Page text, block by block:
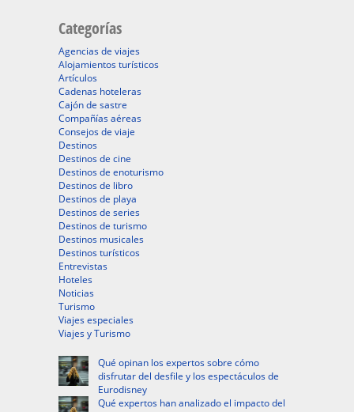
Categorías
Agencias de viajes
Alojamientos turísticos
Artículos
Cadenas hoteleras
Cajón de sastre
Compañías aéreas
Consejos de viaje
Destinos
Destinos de cine
Destinos de enoturismo
Destinos de libro
Destinos de playa
Destinos de series
Destinos de turismo
Destinos musicales
Destinos turísticos
Entrevistas
Hoteles
Noticias
Turismo
Viajes especiales
Viajes y Turismo
Qué opinan los expertos sobre cómo
disfrutar del desfile y los espectáculos de
Eurodisney
Qué expertos han analizado el impacto del